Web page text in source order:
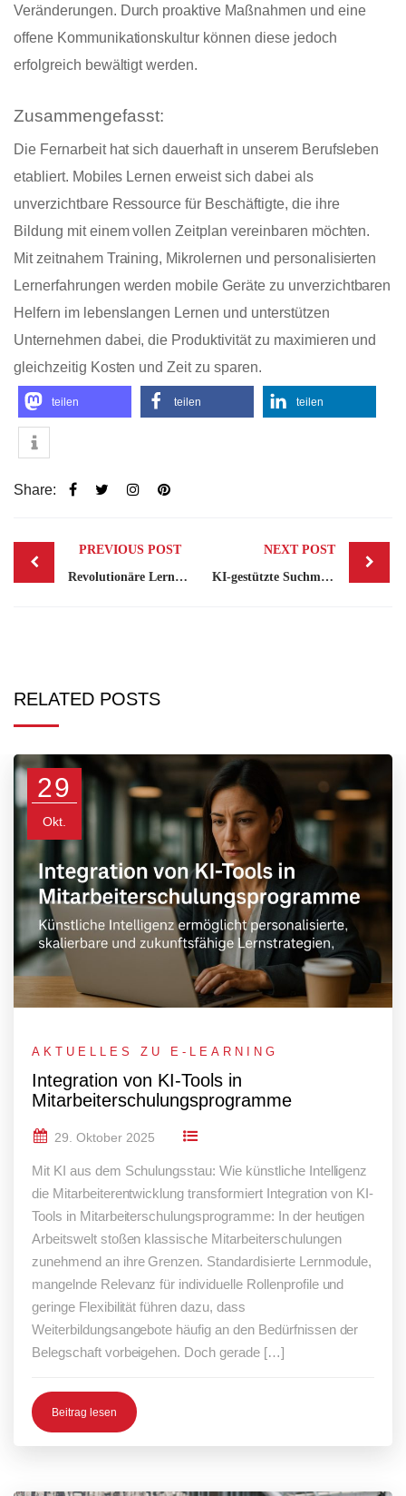
Veränderungen. Durch proaktive Maßnahmen und eine
offene Kommunikationskultur können diese jedoch
erfolgreich bewältigt werden.
Zusammengefasst:
Die Fernarbeit hat sich dauerhaft in unserem Berufsleben
etabliert. Mobiles Lernen erweist sich dabei als
unverzichtbare Ressource für Beschäftigte, die ihre
Bildung mit einem vollen Zeitplan vereinbaren möchten.
Mit zeitnahem Training, Mikrolernen und personalisierten
Lernerfahrungen werden mobile Geräte zu unverzichtbaren
Helfern im lebenslangen Lernen und unterstützen
Unternehmen dabei, die Produktivität zu maximieren und
gleichzeitig Kosten und Zeit zu sparen.
teilen teilen teilen
Share:
navigation
PREVIOUS POST
Revolutionäre Lernplattform für deutsche Unternehmen
NEXT POST
KI-gestützte Suchmaschinenoptimierung: Wie Sie Ihre Inhalte für KI-Suchmaschinen auffindbar machen
RELATED POSTS
29
Okt.
AKTUELLES ZU E-LEARNING
Integration von KI-Tools in
Mitarbeiterschulungsprogramme
29. Oktober 2025
Mit KI aus dem Schulungsstau: Wie künstliche Intelligenz
die Mitarbeiterentwicklung transformiert Integration von KI-
Tools in Mitarbeiterschulungsprogramme: In der heutigen
Arbeitswelt stoßen klassische Mitarbeiterschulungen
zunehmend an ihre Grenzen. Standardisierte Lernmodule,
mangelnde Relevanz für individuelle Rollenprofile und
geringe Flexibilität führen dazu, dass
Weiterbildungsangebote häufig an den Bedürfnissen der
Belegschaft vorbeigehen. Doch gerade […]
Beitrag lesen